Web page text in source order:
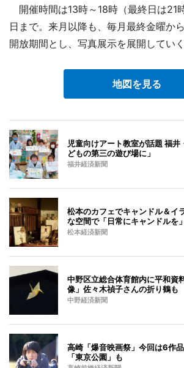
開催時間は13時～18時（最終日は21
日まで。来月以降も、毎月最終金曜か
開放期間とし、写真展示を展開していく
地図を見る
児童向けアート教室が話題 福
どもの第三の遊び場に」
福井経済新聞
松本のカフェでキャンドル＆イ
な空間で「日常にキャンドルを」
松本経済新聞
中野区立総合体育館内に平和資
像」佐々木禎子さんの折り鶴も
中野経済新聞
高崎「爆音映画祭」今回は6作
「東京公園」も